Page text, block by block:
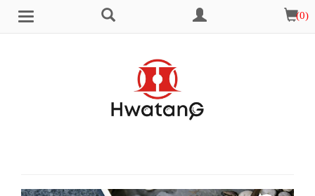
選
搜
會
員
中
購
物
車
(0)